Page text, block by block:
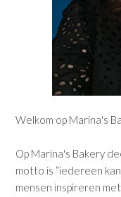
Welkom op Marina's
Op Marina's Bakery
motto is “iedereen kan
mensen inspireren